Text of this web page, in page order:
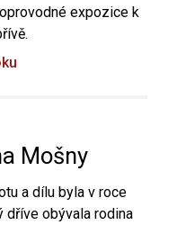
expozice k
Mošny
a dílu byla v roce
dříve obývala rodina